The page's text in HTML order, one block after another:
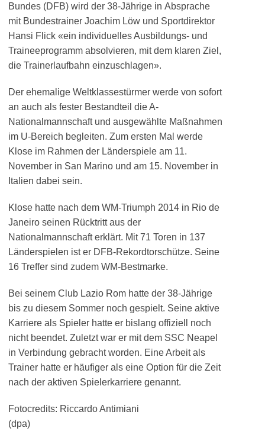
Bundes (DFB) wird der 38-Jährige in Absprache
mit Bundestrainer Joachim Löw und Sportdirektor
Hansi Flick «ein individuelles Ausbildungs- und
Traineeprogramm absolvieren, mit dem klaren Ziel,
die Trainerlaufbahn einzuschlagen».
Der ehemalige Weltklassestürmer werde von sofort
an auch als fester Bestandteil die A-
Nationalmannschaft und ausgewählte Maßnahmen
im U-Bereich begleiten. Zum ersten Mal werde
Klose im Rahmen der Länderspiele am 11.
November in San Marino und am 15. November in
Italien dabei sein.
Klose hatte nach dem WM-Triumph 2014 in Rio de
Janeiro seinen Rücktritt aus der
Nationalmannschaft erklärt. Mit 71 Toren in 137
Länderspielen ist er DFB-Rekordtorschütze. Seine
16 Treffer sind zudem WM-Bestmarke.
Bei seinem Club Lazio Rom hatte der 38-Jährige
bis zu diesem Sommer noch gespielt. Seine aktive
Karriere als Spieler hatte er bislang offiziell noch
nicht beendet. Zuletzt war er mit dem SSC Neapel
in Verbindung gebracht worden. Eine Arbeit als
Trainer hatte er häufiger als eine Option für die Zeit
nach der aktiven Spielerkarriere genannt.
Fotocredits: Riccardo Antimiani
(dpa)